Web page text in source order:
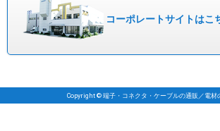
コーポレートサイトはこ
Copyright © 端子・コネクタ・ケーブルの通販／電材